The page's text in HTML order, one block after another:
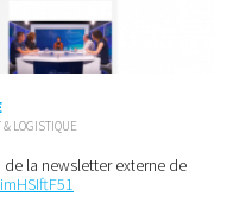
LOGISTIQUE
la newsletter externe de